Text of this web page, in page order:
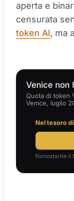
aperta e
censurata
token AI, ma
Venice non
Quota di token
Venice, luglio
Nel tesoro
Nonostante il